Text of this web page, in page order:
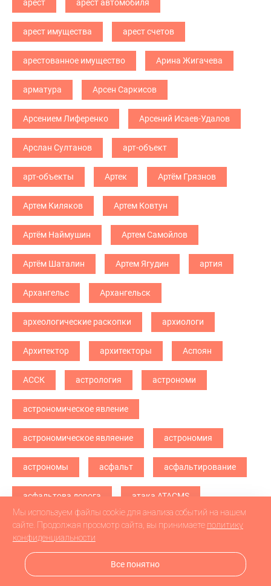
арест арест автомобиля
арест имущества арест счетов
арестованное имущество Арина Жигачева
арматура Арсен Саркисов
Арсением Лиференко Арсений Исаев-Удалов
Арслан Султанов арт-объект
арт-объекты Артек Артём Грязнов
Артем Киляков Артем Ковтун
Артём Наймушин Артем Самойлов
Артём Шаталин Артем Ягудин артия
Архангельс Архангельск
археологические раскопки архиологи
Архитектор архитекторы Аспоян
АССК астрология астрономи
астрономическое явление
астрономическое являение астрономия
астрономы асфальт асфальтирование
асфальтова дорога атака ATACMS
атака БПЛА атака дронв атака дронов
атака дронов БПЛА атака дронов\
Мы используем файлы cookie для анализа событий на нашем
сайте. Продолжая просмотр сайта, вы принимаете политику
конфиденциальности
Все понятно